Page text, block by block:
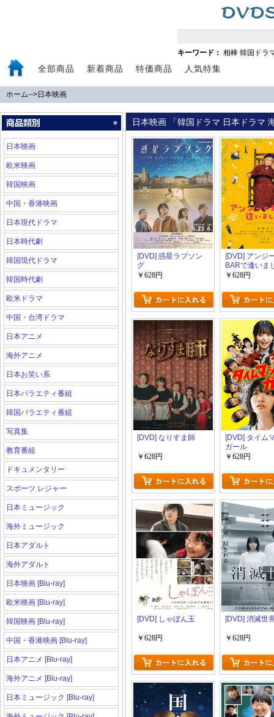
キーワード： 相棒 韓国ドラ
全部商品 新着商品 特価商品 人気特集
ホーム-->日本映画
日本映画
欧米映画
韓国映画
中国・香港映画
日本現代ドラマ
日本時代劇
韓国現代ドラマ
韓国時代劇
欧米ドラマ
中国・台湾ドラマ
日本アニメ
海外アニメ
日本お笑い系
日本バラエティ番組
韓国バラエティ番組
写真集
教育番組
ドキュメンタリー
スポーツ レジャー
日本ミュージック
海外ミュージック
日本アダルト
海外アダルト
日本映画 [Blu-ray]
欧米映画 [Blu-ray]
韓国映画 [Blu-ray]
中国・香港映画 [Blu-ray]
日本アニメ [Blu-ray]
海外アニメ [Blu-ray]
日本ミュージック [Blu-ray]
日本映画 「韓国ドラマ 日本ドラマ
[DVD] 惑星ラブソン
グ
￥628円
[DVD] アンジ
BARで逢いま
￥628円
[DVD] なりすま師
￥628円
[DVD] タイム
ガール
￥628円
[DVD] しゃぼん玉
￥628円
[DVD] 消滅世
￥628円